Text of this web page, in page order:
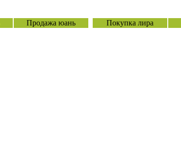
Продажа юань Покупка лира